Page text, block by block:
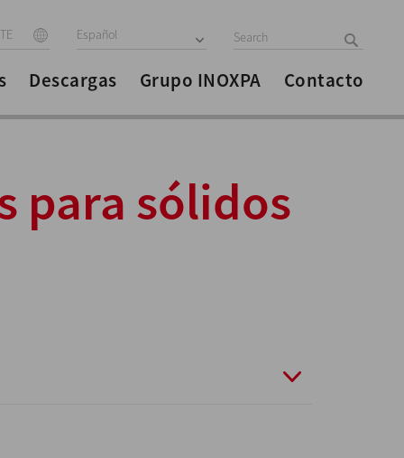
Español
Descargas Grupo INOXPA Contacto
para sólidos